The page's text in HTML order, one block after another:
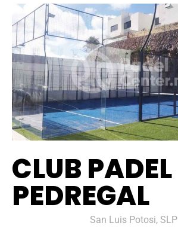
CLUB PADEL
PEDREGAL
San Luis Potosi, SLP